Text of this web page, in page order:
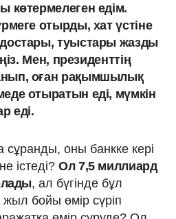
көтермелеген едім.
отырды, хат үстіне
туыстары жазды
Мен, президенттің
оған рақымшылық
отыратын еді, мүмкін
еді.
сұранды, оны банкке кері
істеді? Ол 7,5 миллиард
, ал бүгінде бұл
бойы өмір сүріп